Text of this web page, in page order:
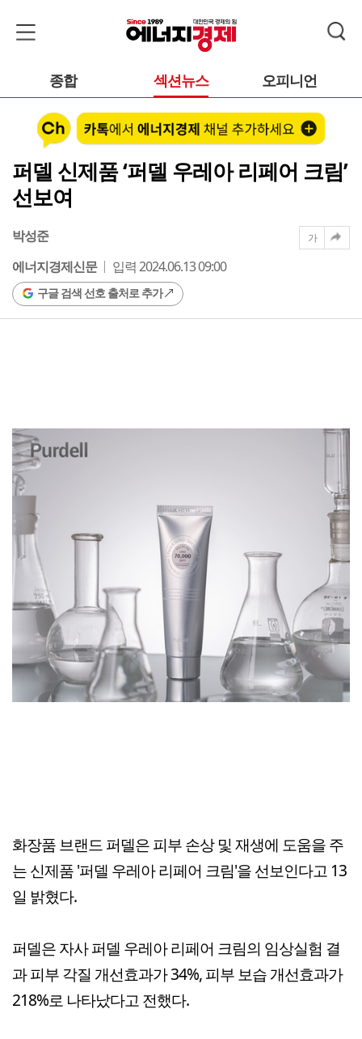
종합 섹션뉴스 오피니언
퍼델 신제품 ‘퍼델 우레아 리페어 크림’
선보여
박성준
에너지경제신문
입력 2024.06.13 09:00
구글 검색 선호 출처로 추가
가
화장품 브랜드 퍼델은 피부 손상 및 재생에 도움을 주
는 신제품 '퍼델 우레아 리페어 크림'을 선보인다고 13
일 밝혔다.
퍼델은 자사 퍼델 우레아 리페어 크림의 임상실험 결
과 피부 각질 개선효과가 34%, 피부 보습 개선효과가
218%로 나타났다고 전했다.